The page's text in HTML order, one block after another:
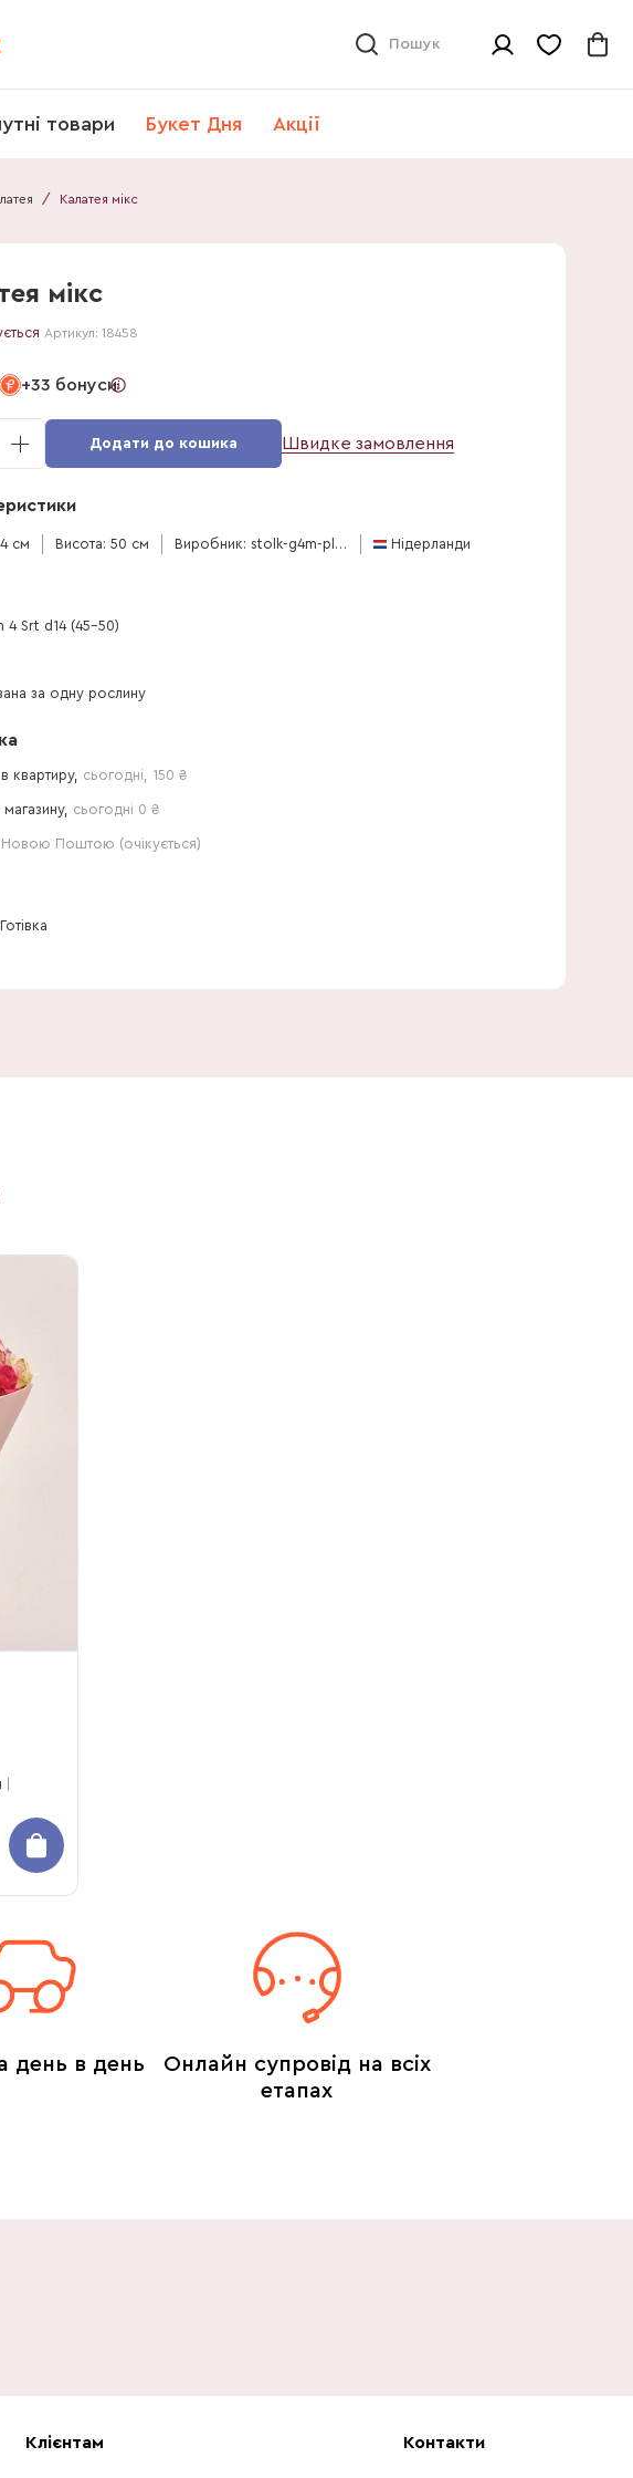
Пошук
товари Букет Дня Акції
/ Калатея мікс
50 см
мікс
Артикул: 18458
+33 бонуси
Додати до кошика Швидке замовлення
см Висота: 50 см Виробник: stolk-g4m-plants Нідерланди
4 Srt d14 (45-50)
за одну рослину
квартиру, сьогодні 150 ₴
сьогодні 0 ₴
Новою Поштою (очікується)
Готівка
день в день
Онлайн супровід на всіх
етапах
Клієнтам Контакти